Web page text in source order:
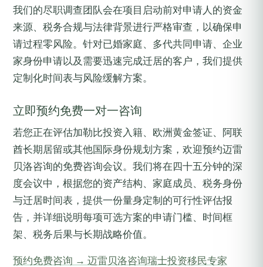
我们的尽职调查团队会在项目启动前对申请人的资金
来源、税务合规与法律背景进行严格审查，以确保申
请过程零风险。针对已婚家庭、多代共同申请、企业
家身份申请以及需要迅速完成迁居的客户，我们提供
定制化时间表与风险缓解方案。
立即预约免费一对一咨询
若您正在评估加勒比投资入籍、欧洲黄金签证、阿联
酋长期居留或其他国际身份规划方案，欢迎预约迈雷
贝洛咨询的免费咨询会议。我们将在四十五分钟的深
度会议中，根据您的资产结构、家庭成员、税务身份
与迁居时间表，提供一份量身定制的可行性评估报
告，并详细说明每项可选方案的申请门槛、时间框
架、税务后果与长期战略价值。
预约免费咨询 → 迈雷贝洛咨询瑞士投资移民专家